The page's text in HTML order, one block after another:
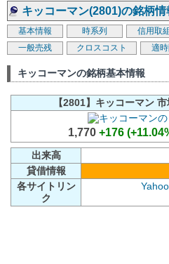
キッコーマン(2801)の銘柄情
基本情報 時系列 信用取組
一般売残
クロスコスト 適
キッコーマンの銘柄基本情報
【2801】キッコーマン
1,770 +176
出来高
貸借情報
各サイトリン
ク
Yahoo